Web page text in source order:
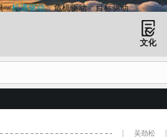
机遇驱动 危机驱动 目标驱动
文化
吴劲松